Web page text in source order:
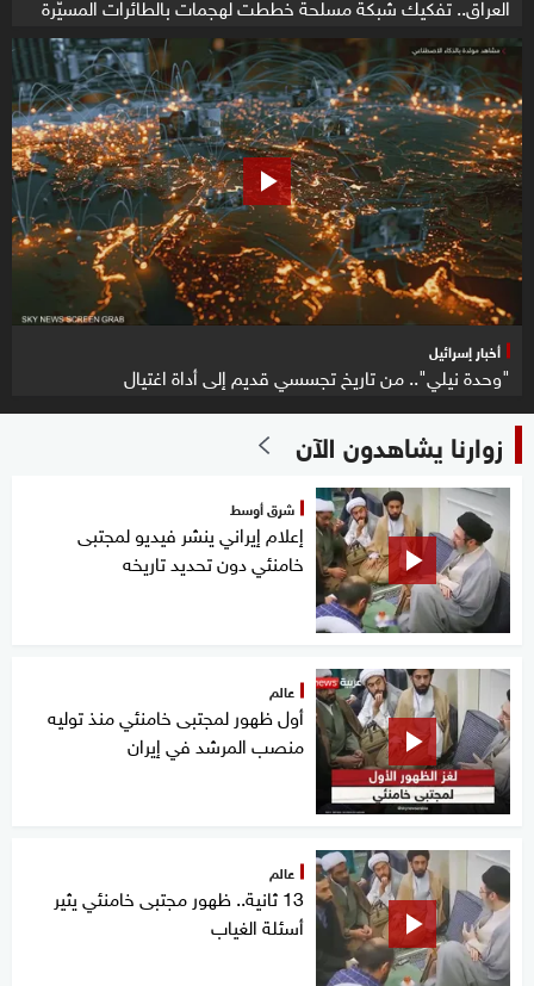
أخبار إسرائيل
"وحدة نيلي".. من تاريخ تجسسي قديم إلى أداة اغتيال
زوارنا يشاهدون الآن
شرق أوسط
إعلام إيراني ينشر فيديو لمجتبى
خامنئي دون تحديد تاريخه
عالم
أول ظهور لمجتبى خامنئي منذ توليه
منصب المرشد في إيران
عالم
13 ثانية.. ظهور مجتبى خامنئي يثير
أسئلة الغياب